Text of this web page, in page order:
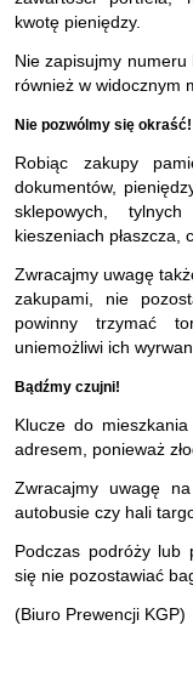
kwotę pieniędzy.
Nie zapisujmy numeru
również w widocznym
Nie pozwólmy się okraść!
Robiąc zakupy
dokumentów,
sklepowych,
kieszeniach płaszcza,
Zwracajmy uwagę
zakupami, nie
powinny trzymać
uniemożliwi ich
Bądźmy czujni!
Klucze do
adresem, ponieważ
Zwracajmy uwagę
autobusie czy hali
Podczas podróży lub
się nie pozostawiać
(Biuro Prewencji KGP)